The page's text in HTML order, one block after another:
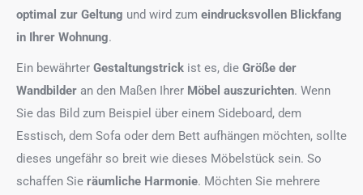
optimal zur Geltung und wird zum eindrucksvollen Blickfang
in Ihrer Wohnung.
Ein bewährter Gestaltungstrick ist es, die Größe der
Wandbilder an den Maßen Ihrer Möbel auszurichten. Wenn
Sie das Bild zum Beispiel über einem Sideboard, dem
Esstisch, dem Sofa oder dem Bett aufhängen möchten, sollte
dieses ungefähr so breit wie dieses Möbelstück sein. So
schaffen Sie räumliche Harmonie. Möchten Sie mehrere